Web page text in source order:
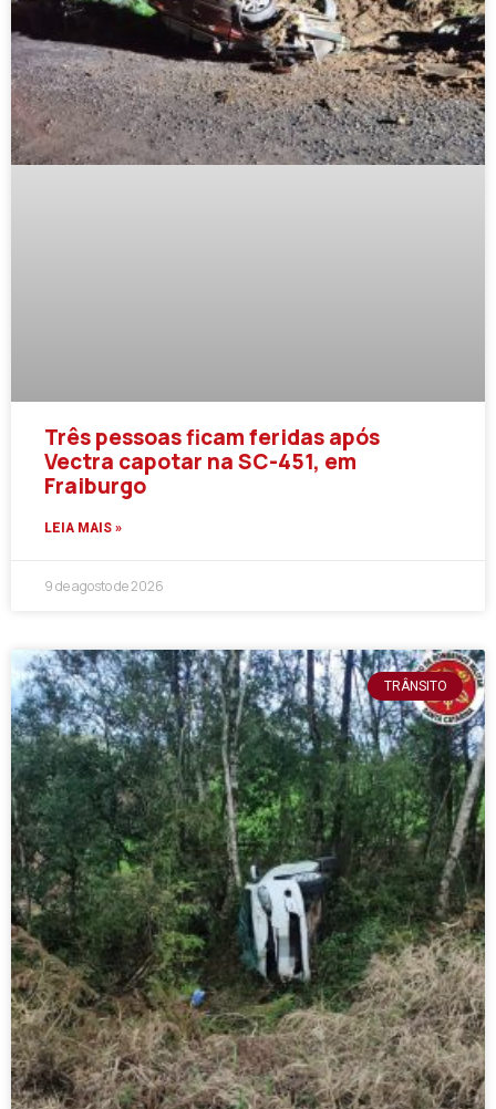
Três pessoas ficam feridas após
Vectra capotar na SC-451, em
Fraiburgo
LEIA MAIS »
9 de agosto de 2026
TRÂNSITO